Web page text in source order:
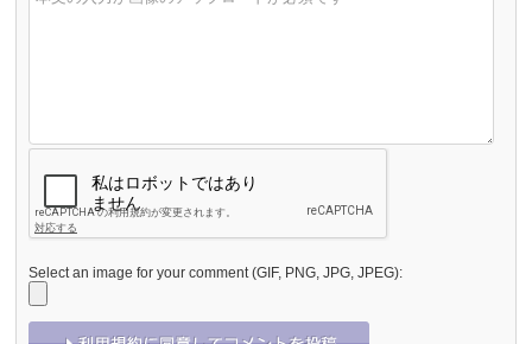
Select an image for your comment (GIF, PNG, JPG, JPEG):